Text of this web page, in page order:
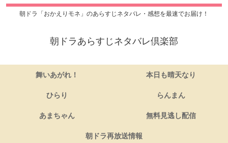
朝ドラ「おかえりモネ」のあらすじネタバレ・感想を最速でお届け！
朝ドラあらすじネタバレ倶楽部
舞いあがれ！ 本日も晴天なり
ひらり らんまん
あまちゃん 無料見逃し配信
朝ドラ再放送情報